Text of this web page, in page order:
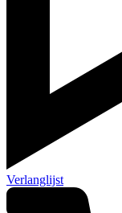
Verlanglijst